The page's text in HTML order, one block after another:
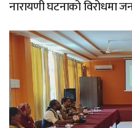
नारायणी घटनाको विरोधमा